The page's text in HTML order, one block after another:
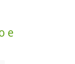
e